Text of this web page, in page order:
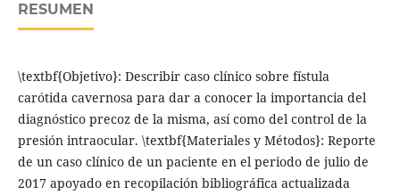
RESUMEN
\textbf{Objetivo}: Describir caso clínico sobre fístula
carótida cavernosa para dar a conocer la importancia del
diagnóstico precoz de la misma, así como del control de la
presión intraocular. \textbf{Materiales y Métodos}: Reporte
de un caso clínico de un paciente en el periodo de julio de
2017 apoyado en recopilación bibliográfica actualizada